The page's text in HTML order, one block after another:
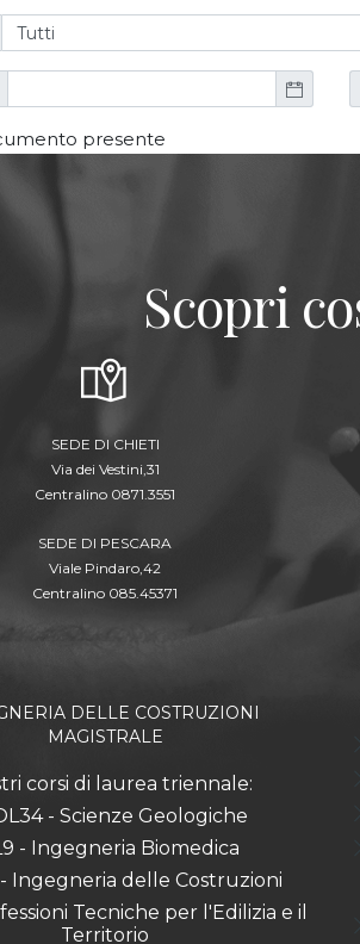
presente
Scopri
SEDE DI CHIETI
Via dei Vestini,31
Centralino 0871.3551
SEDE DI PESCARA
Viale Pindaro,42
Centralino 085.45371
DELLE COSTRUZIONI
MAGISTRALE
corsi di laurea triennale:
- Scienze Geologiche
- Ingegneria Biomedica
Ingegneria delle Costruzioni
Tecniche per l'Edilizia e il
Territorio